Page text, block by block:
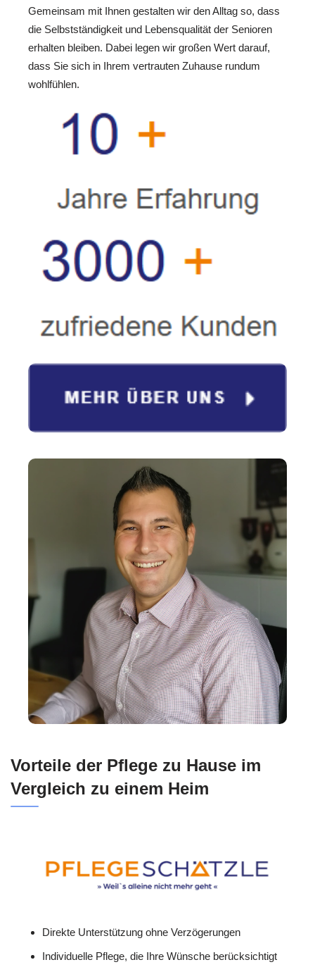
Gemeinsam mit Ihnen gestalten wir den Alltag so, dass
die Selbstständigkeit und Lebensqualität der Senioren
erhalten bleiben. Dabei legen wir großen Wert darauf,
dass Sie sich in Ihrem vertrauten Zuhause rundum
wohlfühlen.
Vorteile der Pflege zu Hause im
Vergleich zu einem Heim
Direkte Unterstützung ohne Verzögerungen
Individuelle Pflege, die Ihre Wünsche berücksichtigt